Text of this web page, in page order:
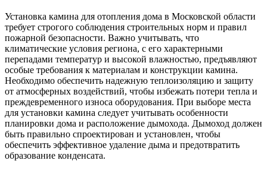
Установка камина для отопления дома в Московской области
требует строгого соблюдения строительных норм и правил
пожарной безопасности. Важно учитывать, что
климатические условия региона, с его характерными
перепадами температур и высокой влажностью, предъявляют
особые требования к материалам и конструкции камина.
Необходимо обеспечить надежную теплоизоляцию и защиту
от атмосферных воздействий, чтобы избежать потери тепла и
преждевременного износа оборудования. При выборе места
для установки камина следует учитывать особенности
планировки дома и расположение дымохода. Дымоход должен
быть правильно спроектирован и установлен, чтобы
обеспечить эффективное удаление дыма и предотвратить
образование конденсата.